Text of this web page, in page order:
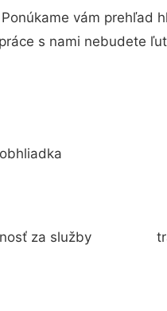
vám prehľad
s nami nebudete
za služby